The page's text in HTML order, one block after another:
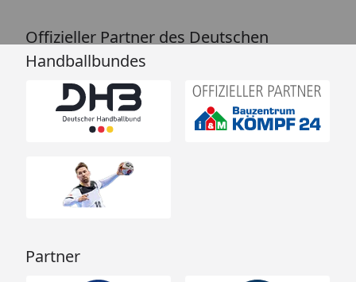
Offizieller Partner des Deutschen
Handballbundes
Partner